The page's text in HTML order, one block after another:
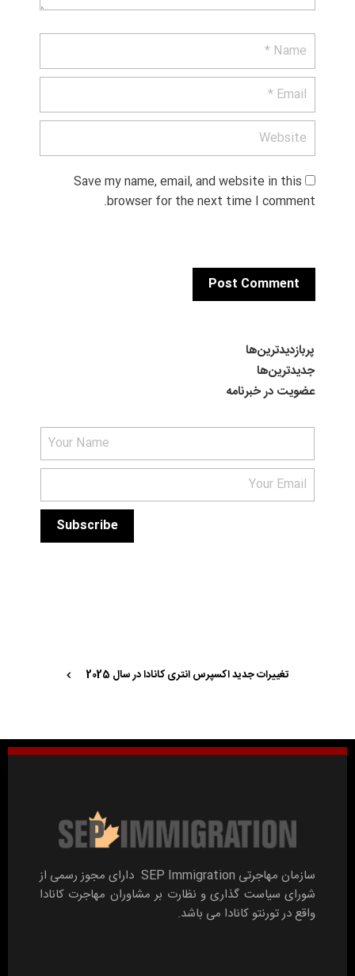
Save my name, email, and website in this
browser for the next time I comment.
پربازدیدترین‌ها
جدیدترین‌ها
عضویت در خبرنامه
تغییرات جدید اکسپرس انتری کانادا در سال 2025
سازمان مهاجرتی SEP Immigration دارای مجوز رسمی از
شورای سیاست گذاری و نظارت بر مشاوران مهاجرت کانادا
واقع در تورنتو کانادا می باشد.